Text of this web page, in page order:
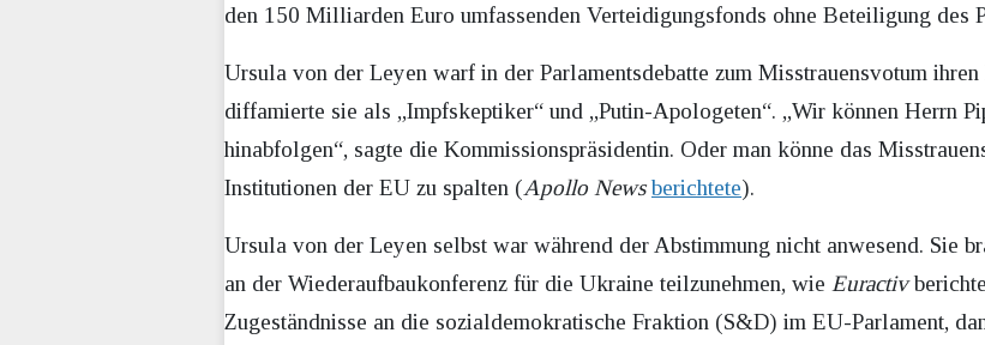
den 150 Milliarden Euro umfassenden Verteidigungsfonds ohne Beteiligung des
Ursula von der Leyen warf in der Parlamentsdebatte zum Misstrauensvotum
diffamierte sie als „Impfskeptiker“ und „Putin-Apologeten“. „Wir können Herrn
hinabfolgen“, sagte die Kommissionspräsidentin. Oder man könne das
Institutionen der EU zu spalten (Apollo Newsberichtete).
Ursula von der Leyen selbst war während der Abstimmung nicht anwesend. Sie
an der Wiederaufbaukonferenz für die Ukraine teilzunehmen, wie Euractiv
Zugeständnisse an die sozialdemokratische Fraktion (S&D) im EU-Parlament,